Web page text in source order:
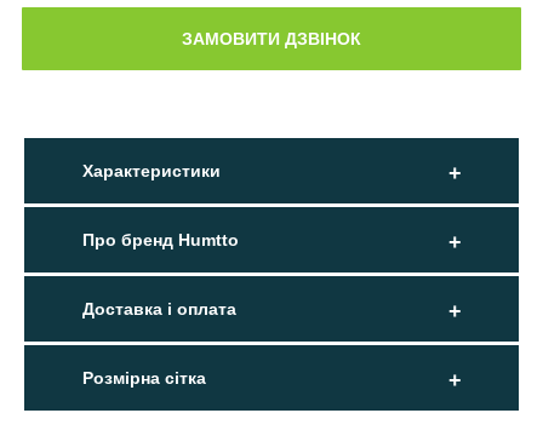
Характеристики
Про бренд Humtto
Доставка і оплата
Розмірна сітка